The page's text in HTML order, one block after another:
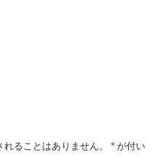
ることはありません。 * が付い